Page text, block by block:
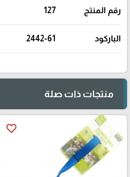
رقم المنتج 127
الباركود 2442-61
منتجات ذات صلة
favorite_border